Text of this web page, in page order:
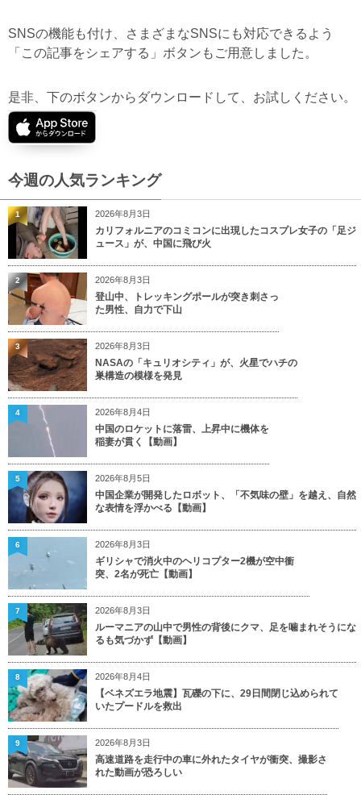
SNSの機能も付け、さまざまなSNSにも対応できるよう
「この記事をシェアする」ボタンもご用意しました。
是非、下のボタンからダウンロードして、お試しください。
今週の人気ランキング
2026年8月3日
カリフォルニアのコミコンに出現したコスプレ女子の「足ジ
ュース」が、中国に飛び火
1
2026年8月3日
登山中、トレッキングポールが突き刺さっ
た男性、自力で下山
2
2026年8月3日
NASAの「キュリオシティ」が、火星でハチの
巣構造の模様を発見
3
2026年8月4日
中国のロケットに落雷、上昇中に機体を
稲妻が貫く【動画】
4
2026年8月5日
中国企業が開発したロボット、「不気味の壁」を越え、自然
な表情を浮かべる【動画】
5
2026年8月3日
ギリシャで消火中のヘリコプター2機が空中衝
突、2名が死亡【動画】
6
2026年8月3日
ルーマニアの山中で男性の背後にクマ、足を噛まれそうにな
るも気づかず【動画】
7
2026年8月4日
【ベネズエラ地震】瓦礫の下に、29日間閉じ込められて
いたプードルを救出
8
2026年8月3日
高速道路を走行中の車に外れたタイヤが衝突、撮影さ
れた動画が恐ろしい
9